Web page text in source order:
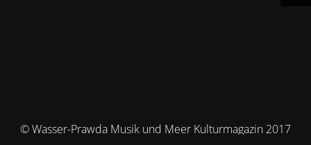
© Wasser-Prawda Musik und Meer Kulturmagazin 2017